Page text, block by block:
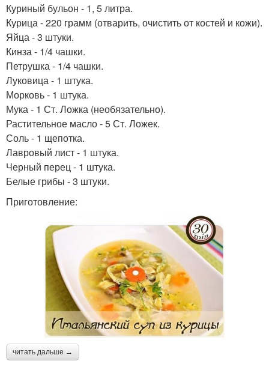
Куриный бульон - 1, 5 литра.
Курица - 220 грамм (отварить, очистить от костей и кожи).
Яйца - 3 штуки.
Кинза - 1/4 чашки.
Петрушка - 1/4 чашки.
Луковица - 1 штука.
Морковь - 1 штука.
Мука - 1 Ст. Ложка (необязательно).
Растительное масло - 5 Ст. Ложек.
Соль - 1 щепотка.
Лавровый лист - 1 штука.
Черный перец - 1 штука.
Белые грибы - 3 штуки.
Приготовление:
читать дальше →